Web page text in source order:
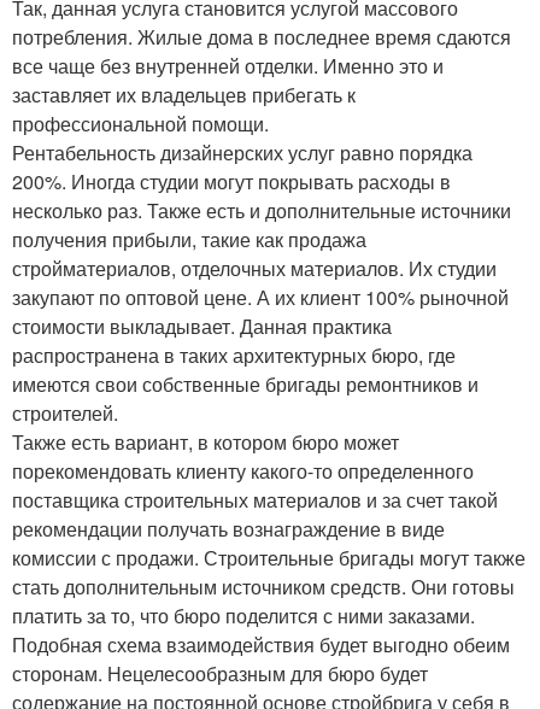
Так, данная услуга становится услугой массового
потребления. Жилые дома в последнее время сдаются
все чаще без внутренней отделки. Именно это и
заставляет их владельцев прибегать к
профессиональной помощи.
Рентабельность дизайнерских услуг равно порядка
200%. Иногда студии могут покрывать расходы в
несколько раз. Также есть и дополнительные источники
получения прибыли, такие как продажа
стройматериалов, отделочных материалов. Их студии
закупают по оптовой цене. А их клиент 100% рыночной
стоимости выкладывает. Данная практика
распространена в таких архитектурных бюро, где
имеются свои собственные бригады ремонтников и
строителей.
Также есть вариант, в котором бюро может
порекомендовать клиенту какого-то определенного
поставщика строительных материалов и за счет такой
рекомендации получать вознаграждение в виде
комиссии с продажи. Строительные бригады могут также
стать дополнительным источником средств. Они готовы
платить за то, что бюро поделится с ними заказами.
Подобная схема взаимодействия будет выгодно обеим
сторонам. Нецелесообразным для бюро будет
содержание на постоянной основе стройбрига у себя в